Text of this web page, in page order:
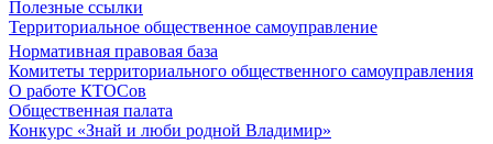
Полезные ссылки
Территориальное общественное самоуправление
Нормативная правовая база
Комитеты территориального общественного самоуправления
О работе КТОСов
Общественная палата
Конкурс «Знай и люби родной Владимир»